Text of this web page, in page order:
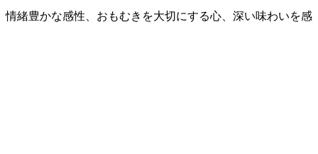
緒豊かな感性、おもむきを大切にする心、深い味わいを感